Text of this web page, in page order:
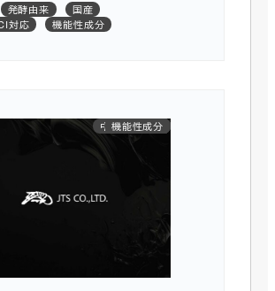
発酵由来
国産
対応
機能性成分
ヘアケア
油剤
植物由来
使用感改良
浸透性向上
油溶性
中国INCI対応
機能性成分